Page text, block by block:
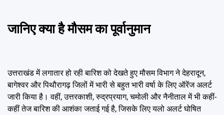
जानिए क्या है मौसम का पूर्वानुमान
उत्तराखंड में लगातार हो रही बारिश को देखते हुए मौसम विभाग ने देहरादून,
बागेश्वर और पिथौरागढ़ जिलों में भारी से बहुत भारी वर्षा के लिए ऑरेंज अलर्ट
जारी किया है। वहीं, उत्तरकाशी, रुद्रप्रयाग, चमोली और नैनीताल में भी कहीं-
कहीं तेज बारिश की आशंका जताई गई है, जिसके लिए यलो अलर्ट घोषित